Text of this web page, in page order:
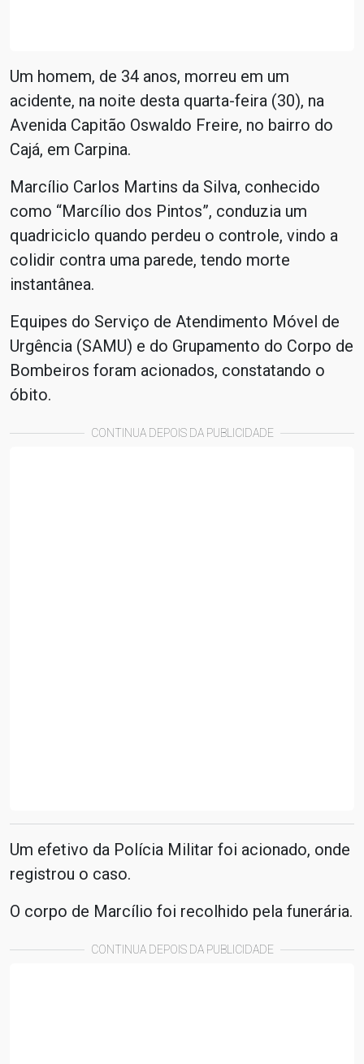
Um homem, de 34 anos, morreu em um
acidente, na noite desta quarta-feira (30), na
Avenida Capitão Oswaldo Freire, no bairro do
Cajá, em Carpina.
Marcílio Carlos Martins da Silva, conhecido
como “Marcílio dos Pintos”, conduzia um
quadriciclo quando perdeu o controle, vindo a
colidir contra uma parede, tendo morte
instantânea.
Equipes do Serviço de Atendimento Móvel de
Urgência (SAMU) e do Grupamento do Corpo de
Bombeiros foram acionados, constatando o
óbito.
CONTINUA DEPOIS DA PUBLICIDADE
Um efetivo da Polícia Militar foi acionado, onde
registrou o caso.
O corpo de Marcílio foi recolhido pela funerária.
CONTINUA DEPOIS DA PUBLICIDADE